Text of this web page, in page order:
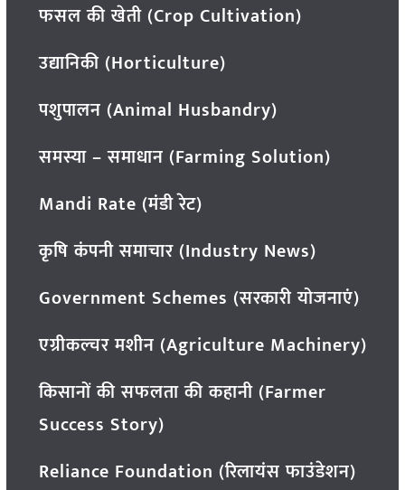
फसल की खेती (Crop Cultivation)
उद्यानिकी (Horticulture)
पशुपालन (Animal Husbandry)
समस्या – समाधान (Farming Solution)
Mandi Rate (मंडी रेट)
कृषि कंपनी समाचार (Industry News)
Government Schemes (सरकारी योजनाएं)
एग्रीकल्चर मशीन (Agriculture Machinery)
किसानों की सफलता की कहानी (Farmer
Success Story)
Reliance Foundation (रिलायंस फाउंडेशन)